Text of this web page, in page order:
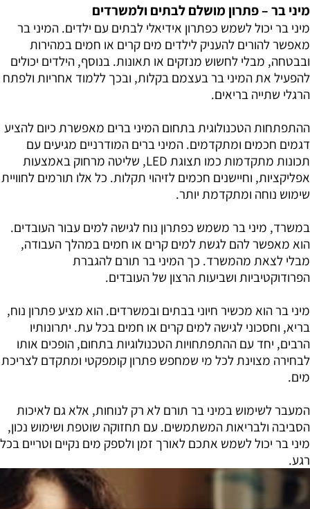
מיני בר – פתרון מושלם לבתים ולמשרדים
מיני בר יכול לשמש כפתרון אידיאלי לבתים עם ילדים. המיני בר
מאפשר להורים להעניק לילדים מים קרים או חמים במהירות
ובבטחה, מבלי לחשוש מנזקים או תאונות. בנוסף, הילדים יכולים
להפעיל את המיני בר בעצמם בקלות, ובכך ללמוד אחריות ולפתח
הרגלי שתייה בריאים.
ההתפתחות הטכנולוגית בתחום המיני ברים מאפשרת כיום להציע
דגמים חכמים ומתקדמים. המיני ברים המודרניים מגיעים עם
תכונות מתקדמות כמו תצוגת LED, שליטה מרחוק באמצעות
אפליקציות, וחיישנים חכמים לזיהוי תקלות. כל אלו תורמים לחוויית
שימוש נוחה ומתקדמת יותר.
במשרד, מיני בר משמש כפתרון נוח לגישה למים עבור העובדים.
הוא מאפשר להם לגשת למים קרים או חמים במהלך העבודה,
מבלי לצאת מהמשרד. כך המיני בר תורם להגברת
הפרודוקטיביות ושביעות הרצון של העובדים.
מיני בר הוא מכשיר חיוני בבתים ובמשרדים. הוא מציע פתרון נוח,
בריא, וחסכוני לגישה למים קרים או חמים בכל עת. יתרונותיו
הרבים, יחד עם ההתפתחויות הטכנולוגיות בתחום, הופכים אותו
לבחירה מצוינת לכל מי שמחפש פתרון קומפקטי ומתקדם לצריכת
מים.
המעבר לשימוש במיני בר תורם לא רק לנוחות, אלא גם לאיכות
הסביבה ולבריאות המשתמשים. עם תחזוקה שוטפת ושימוש נכון,
מיני בר יכול לשמש אתכם לאורך זמן ולספק מים נקיים וטריים בכל
רגע.